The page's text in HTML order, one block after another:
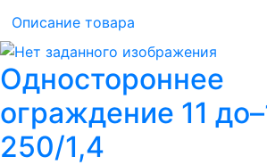
Описание товара
Одностороннее
ограждение 11
250/1,4